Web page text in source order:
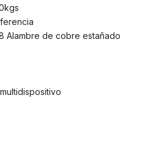
Alambre de cobre estañado